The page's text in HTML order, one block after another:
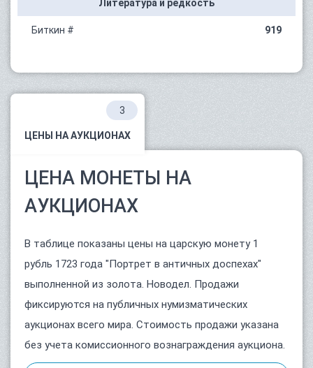
Литература и редкость
Биткин # 919
ЦЕНЫ НА АУКЦИОНАХ
3
ЦЕНА МОНЕТЫ НА
АУКЦИОНАХ
В таблице показаны цены на царскую монету 1
рубль 1723 года "Портрет в античных доспехах"
выполненной из золота. Новодел. Продажи
фиксируются на публичных нумизматических
аукционах всего мира. Стоимость продажи указана
без учета комиссионного вознаграждения аукциона.